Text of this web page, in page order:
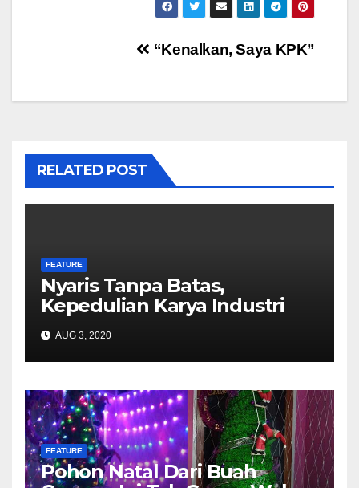
“Kenalkan, Saya KPK”
RELATED POST
FEATURE
Nyaris Tanpa Batas,
Kepedulian Karya Industri
Hulu Migas di Tengah
Pandemi
AUG 3, 2020
FEATURE
Pohon Natal Dari Buah